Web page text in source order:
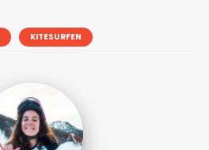
KITESURFEN